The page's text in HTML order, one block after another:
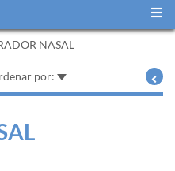
NASAL
por: